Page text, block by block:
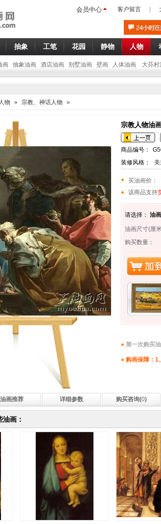
会员中心 客户留言
抽象 工笔 花园 静物 人物
画 抽象油画 酒店油画 别墅油画 壁画 人体油画 大芬村
人物 » 宗教、神话人物 »
宗教人物油
商品编号：
装修风格：
买油画价：
该商品支持
请选择： 油
油画尺寸(厘
购买数量：
第一次购买
购画保障：1
油画推荐 详细参数 购买咨询(0)
画：